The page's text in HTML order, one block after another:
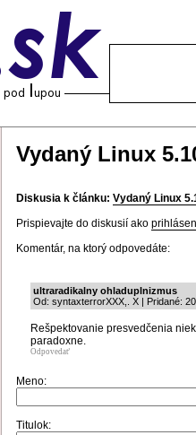
Vydaný Linux
Diskusia k článku: Vydaný Linux
Prispievajte do diskusií ako
Komentár, na ktorý odpovedáte:
ultraradikalny ohladuplnizmus
Od: syntaxterrorXXX,. X | Pridané:
Rešpektovanie presvedčenia
paradoxne.
Odpovedať
Meno:
Titulok: